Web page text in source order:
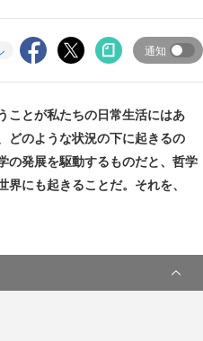
通知
ことが私たちの日常生活にはあ
どのような状況の下に起きるの
の発展を駆動するものだと、哲学
にも起きることだ。それを、